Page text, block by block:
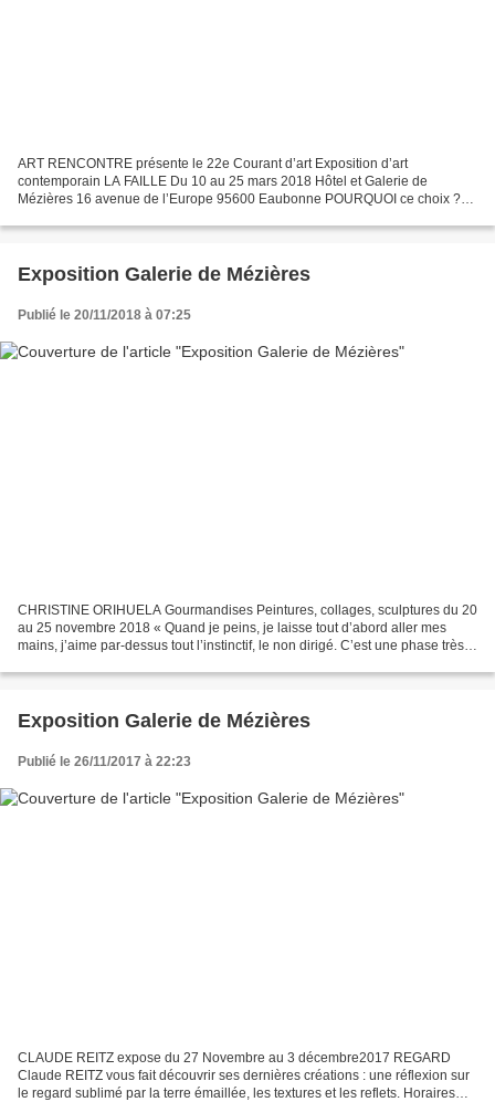
ART RENCONTRE présente le 22e Courant d’art Exposition d’art
contemporain LA FAILLE Du 10 au 25 mars 2018 Hôtel et Galerie de
Mézières 16 avenue de l’Europe 95600 Eaubonne POURQUOI ce choix ?
Exposition Galerie de Mézières
Publié le 20/11/2018 à 07:25
CHRISTINE ORIHUELA Gourmandises Peintures, collages, sculptures du 20
au 25 novembre 2018 « Quand je peins, je laisse tout d’abord aller mes
mains, j’aime par-dessus tout l’instinctif, le non dirigé. C’est une phase très
Exposition Galerie de Mézières
Publié le 26/11/2017 à 22:23
CLAUDE REITZ expose du 27 Novembre au 3 décembre2017 REGARD
Claude REITZ vous fait découvrir ses dernières créations : une réflexion sur
le regard sublimé par la terre émaillée, les textures et les reflets. Horaires